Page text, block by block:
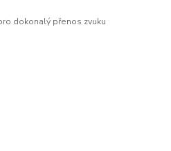
dokonalý přenos zvuku